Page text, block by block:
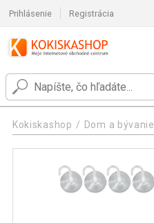
Prihlásenie Registrácia
Kokiskashop Dom a bývanie